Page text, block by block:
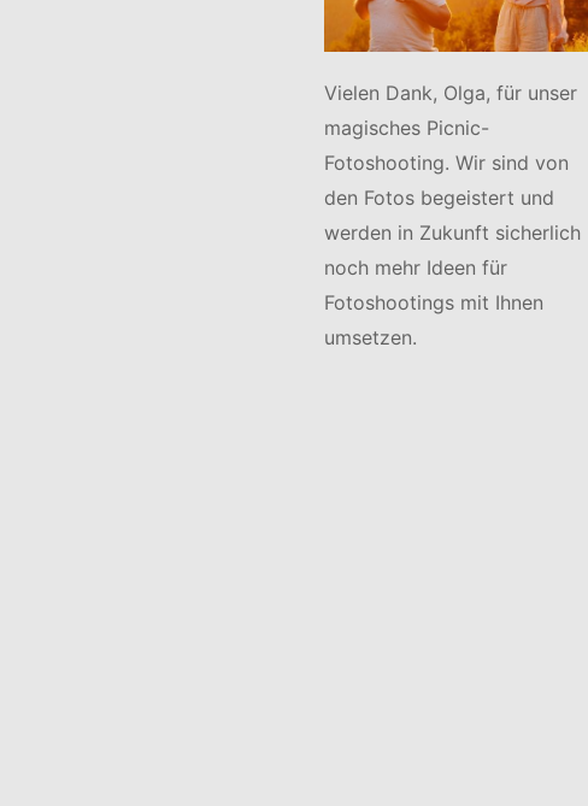
Vielen Dank, Olga, für unser
magisches Picnic-
Fotoshooting. Wir sind von
den Fotos begeistert und
werden in Zukunft sicherlich
noch mehr Ideen für
Fotoshootings mit Ihnen
umsetzen.